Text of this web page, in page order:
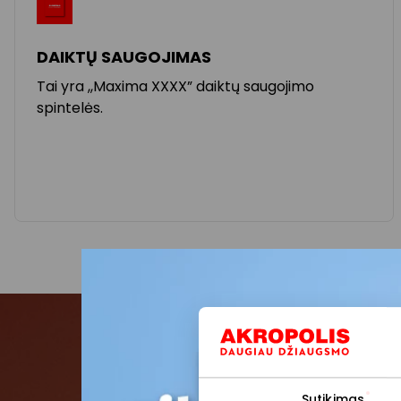
DAIKTŲ SAUGOJIMAS
Tai yra ,,Maxima XXXX” daiktų saugojimo
spintelės.